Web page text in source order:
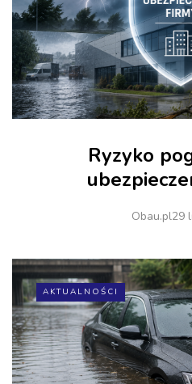
Ryzyko
Obau.pl29
AKTUALNOŚCI